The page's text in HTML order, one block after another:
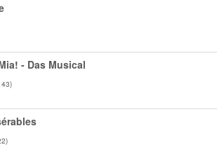
- Das Musical